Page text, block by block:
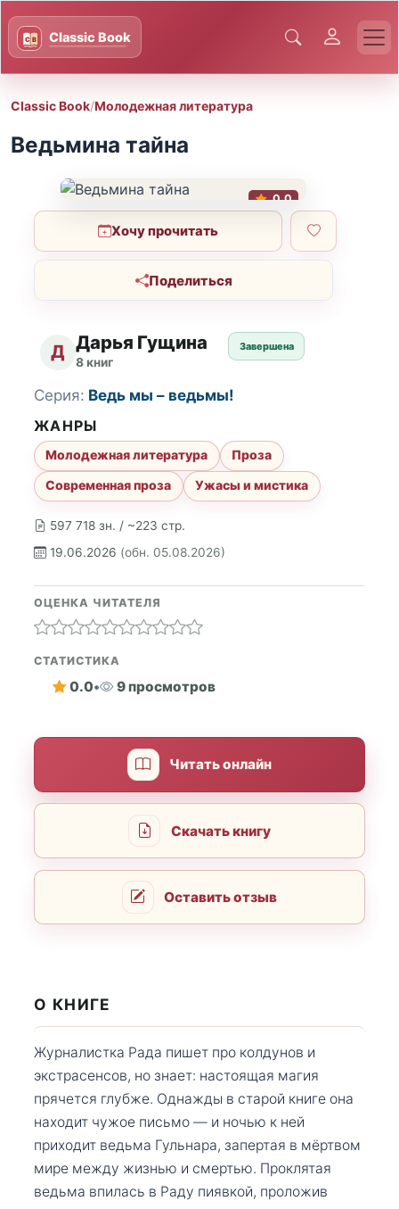
Classic Book/Молодежная литература
Ведьмина тайна
0.0
Хочу прочитать
Поделиться
Д Дарья Гущина
8 книг
Завершена
597 718 зн. / ~223 стр.
19.06.2026 (обн. 05.08.2026)
Серия: Ведь мы – ведьмы!
ЖАНРЫ
Молодежная литература
Проза
Современная проза
Ужасы и мистика
ОЦЕНКА ЧИТАТЕЛЯ
СТАТИСТИКА
0.0• 9 просмотров
Читать онлайн
Скачать книгу
Оставить отзыв
О КНИГЕ
Журналистка Рада пишет про колдунов и
экстрасенсов, но знает: настоящая магия
прячется глубже. Однажды в старой книге она
находит чужое письмо — и ночью к ней
приходит ведьма Гульнара, запертая в мёртвом
мире между жизнью и смертью. Проклятая
ведьма впилась в Раду пиявкой, проложив